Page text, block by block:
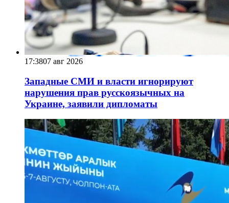
17:3807 авг 2026
Западные СМИ и власти игнорируют
нарушения прав русскоязычных на
Украине, заявили дипломаты